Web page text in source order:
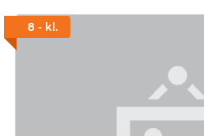
8 - kl.